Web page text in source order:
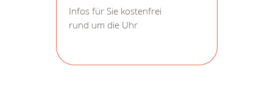
Infos für Sie kostenfrei
rund um die Uhr